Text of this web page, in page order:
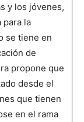
y los jóvenes,
para la
se tiene en
de
propone que
desde el
que tienen
en el rama